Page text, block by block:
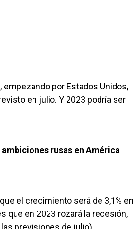
por Estados Unidos,
en julio. Y 2023 podría ser
rusas en América
el crecimiento será de 3,1% en
que en 2023 rozará la recesión,
previsiones de julio).